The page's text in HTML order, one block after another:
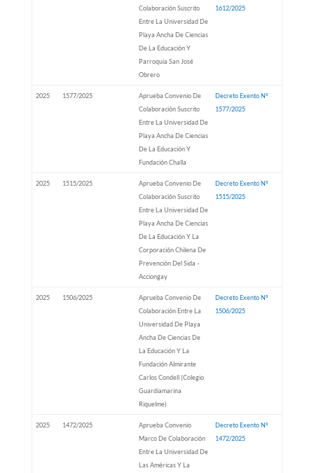
Colaboración Suscrito
Entre La Universidad De
Playa Ancha De Ciencias
De La Educación Y
Parroquia San José
Obrero
1612/2025
2025 1577/2025
Aprueba Convenio De
Colaboración Suscrito
Entre La Universidad De
Playa Ancha De Ciencias
De La Educación Y
Fundación Challa
Decreto Exento Nº
1577/2025
2025 1515/2025
Aprueba Convenio De
Colaboración Suscrito
Entre La Universidad De
Playa Ancha De Ciencias
De La Educación Y La
Corporación Chilena De
Prevención Del Sida -
Acciongay
Decreto Exento Nº
1515/2025
2025 1506/2025
Aprueba Convenio De
Colaboración Entre La
Universidad De Playa
Ancha De Ciencias De
La Educación Y La
Fundación Almirante
Carlos Condell (Colegio
Guardiamarina
Riquelme)
Decreto Exento Nº
1506/2025
2025 1472/2025
Aprueba Convenio
Marco De Colaboración
Entre La Universidad De
Las Américas Y La
Decreto Exento Nº
1472/2025